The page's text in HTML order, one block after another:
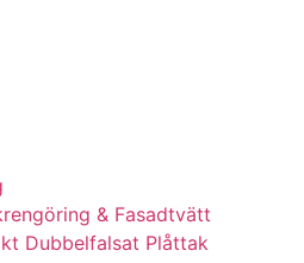
& Fasadtvätt
Dubbelfalsat Plåttak